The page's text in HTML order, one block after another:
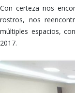
Con certeza nos
rostros, nos
múltiples espacios,
2017.